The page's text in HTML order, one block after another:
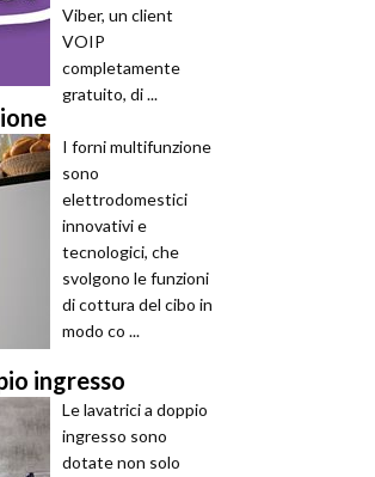
Viber, un client
VOIP
completamente
gratuito, di ...
I forni multifunzione
sono
elettrodomestici
innovativi e
tecnologici, che
svolgono le funzioni
di cottura del cibo in
modo co ...
ingresso
Le lavatrici a doppio
ingresso sono
dotate non solo